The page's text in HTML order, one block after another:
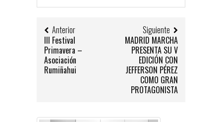
Anterior
III Festival
Primavera –
Asociación
Rumiñahui
Siguiente
MADRID MARCHA
PRESENTA SU V
EDICIÓN CON
JEFFERSON PÉREZ
COMO GRAN
PROTAGONISTA